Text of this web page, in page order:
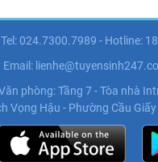
Tel: 024.7300.7989 - Hotline:
Email:
phòng: Tầng 7 - Tòa nhà
Vọng Hậu - Phường Cầu Giấy